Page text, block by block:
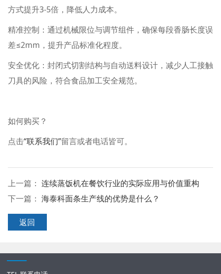
方式提升3-5倍，降低人力成本。
精准控制：通过机械限位与调节组件，确保每段香肠长度误
差≤2mm，提升产品标准化程度。
安全优化：封闭式切割结构与自动送料设计，减少人工接触
刀具的风险，符合食品加工安全规范。
如何购买？
点击“联系我们”留言或者电话皆可。
上一篇： 连续蒸饭机在餐饮行业的实际应用与价值重构
下一篇： 海泰科面条生产线的优势是什么？
返回